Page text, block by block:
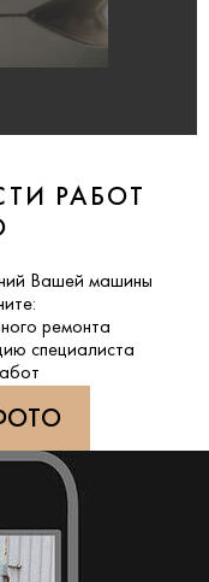
РАБОТ
Вашей машины
ремонта
специалиста